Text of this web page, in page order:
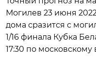
Могилев 23 июня
дома сразится с
1/16 финала Кубка
17:30 по